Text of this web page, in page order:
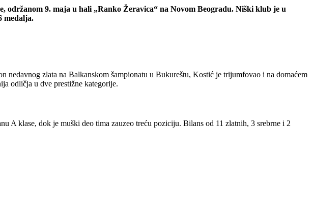
9. maja u hali „Ranko Žeravica“ na Novom Beogradu. Niški klub je u
medalja.
nedavnog zlata na Balkanskom šampionatu u Bukureštu, Kostić je trijumfovao i na domaćem
odličja u dve prestižne kategorije.
A klase, dok je muški deo tima zauzeo treću poziciju. Bilans od 11 zlatnih, 3 srebrne i 2